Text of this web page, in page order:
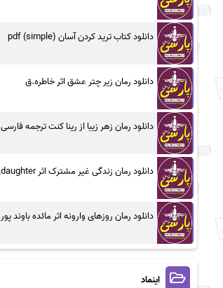
دانلود کتاب ترید کردن آسان (simple) pdf
دانلود رمان زیر چتر عشق اثر خاطره.ق
دانلود رمان زهر زیبا از رینا کنت ترجمه فارسی
دانلود رمان زندگی غیر مشترک اثر sun_daughter
دانلود رمان روزهای وارونه اثر مائده باوند پور
اینماد